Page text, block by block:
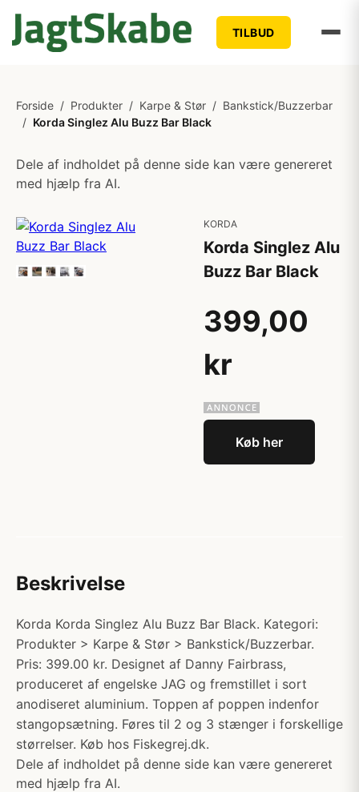
TILBUD
Forside / Produkter / Karpe & Stør / Bankstick/Buzzerbar
/ Korda Singlez Alu Buzz Bar Black
Dele af indholdet på denne side kan være genereret
med hjælp fra AI.
KORDA
Korda Singlez Alu
Buzz Bar Black
399,00
kr
Køb her
Beskrivelse
Korda Korda Singlez Alu Buzz Bar Black. Kategori:
Produkter > Karpe & Stør > Bankstick/Buzzerbar.
Pris: 399.00 kr. Designet af Danny Fairbrass,
produceret af engelske JAG og fremstillet i sort
anodiseret aluminium. Toppen af poppen indenfor
stangopsætning. Føres til 2 og 3 stænger i forskellige
størrelser. Køb hos Fiskegrej.dk.
Dele af indholdet på denne side kan være genereret
med hjælp fra AI.